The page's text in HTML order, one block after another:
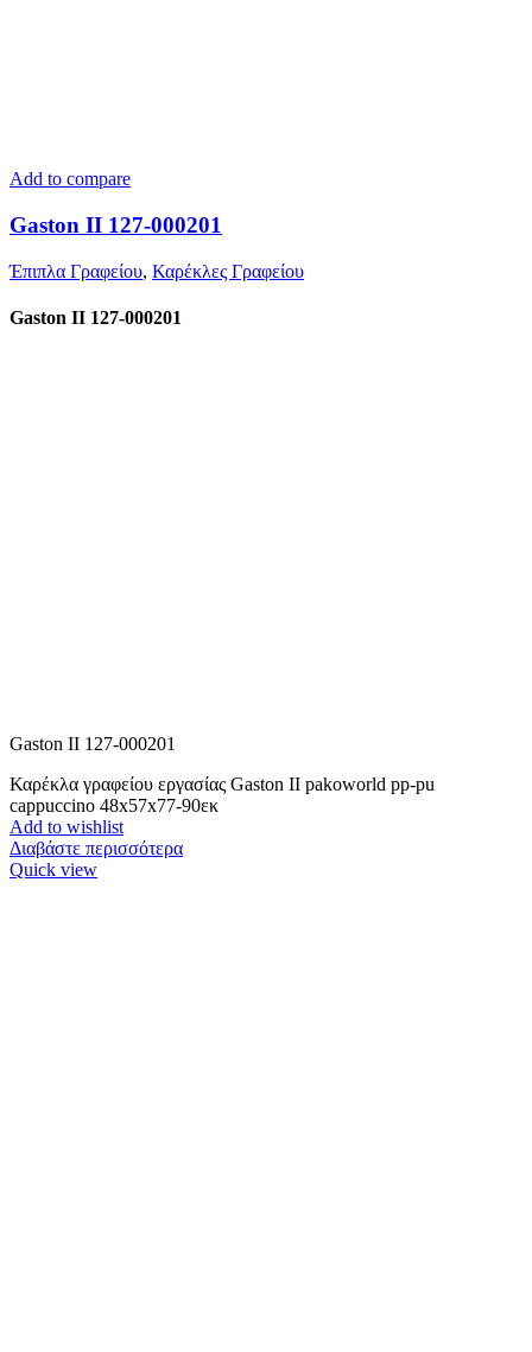
Add to compare
Gaston II 127-000201
Έπιπλα Γραφείου, Καρέκλες Γραφείου
Gaston II 127-000201
Gaston II 127-000201
Καρέκλα γραφείου εργασίας Gaston II pakoworld pp-pu
cappuccino 48x57x77-90εκ
Add to wishlist
Διαβάστε περισσότερα
Quick view